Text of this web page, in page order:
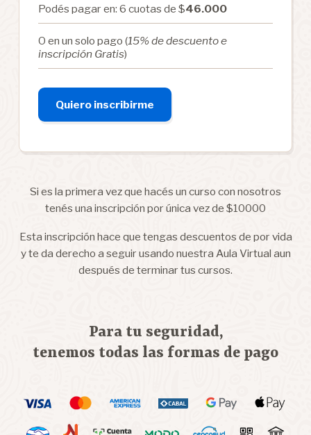
Podés pagar en: 6 cuotas de $46.000
O en un solo pago (15% de descuento e
inscripción Gratis)
Quiero inscribirme
Si es la primera vez que hacés un curso con nosotros
tenés una inscripción por única vez de $10000
Esta inscripción hace que tengas descuentos de por vida
y te da derecho a seguir usando nuestra Aula Virtual aun
después de terminar tus cursos.
Para tu seguridad,
tenemos todas las formas de pago